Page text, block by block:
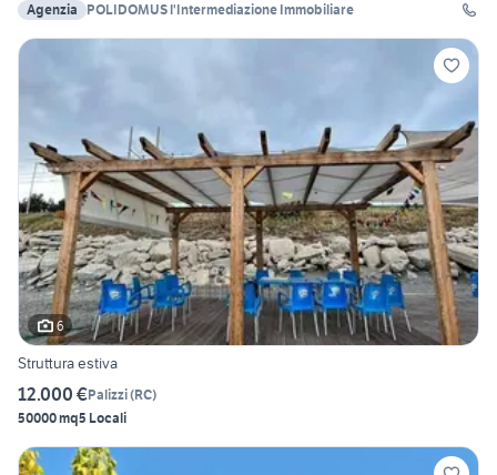
Agenzia
POLIDOMUS l'Intermediazione Immobiliare
6
Struttura estiva
12.000 €Palizzi(RC)
50000 mq5 Locali